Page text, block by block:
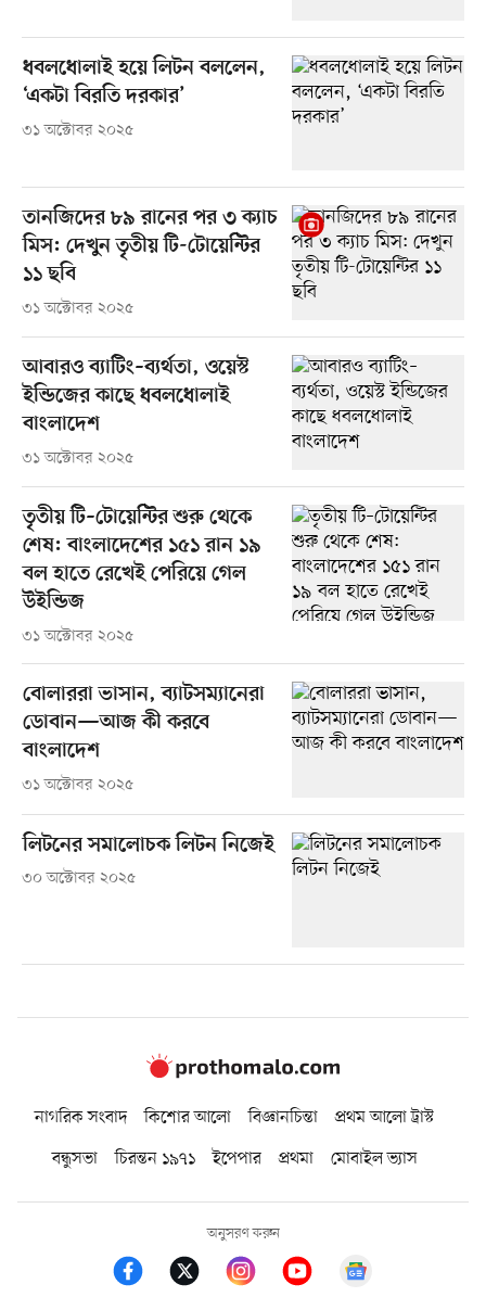
ধবলধোলাই হয়ে লিটন বললেন,
‘একটা বিরতি দরকার’
৩১ অক্টোবর ২০২৫
তানজিদের ৮৯ রানের পর ৩ ক্যাচ
মিস: দেখুন তৃতীয় টি-টোয়েন্টির
১১ ছবি
৩১ অক্টোবর ২০২৫
আবারও ব্যাটিং–ব্যর্থতা, ওয়েস্ট
ইন্ডিজের কাছে ধবলধোলাই
বাংলাদেশ
৩১ অক্টোবর ২০২৫
তৃতীয় টি–টোয়েন্টির শুরু থেকে
শেষ: বাংলাদেশের ১৫১ রান ১৯
বল হাতে রেখেই পেরিয়ে গেল
উইন্ডিজ
৩১ অক্টোবর ২০২৫
বোলাররা ভাসান, ব্যাটসম্যানেরা
ডোবান—আজ কী করবে
বাংলাদেশ
৩১ অক্টোবর ২০২৫
লিটনের সমালোচক লিটন নিজেই
৩০ অক্টোবর ২০২৫
নাগরিক সংবাদ কিশোর আলো বিজ্ঞানচিন্তা
প্রথম আলো ট্রাস্ট
বন্ধুসভা
চিরন্তন ১৯৭১ ইপেপার প্রথমা মোবাইল ভ্যাস
অনুসরণ করুন